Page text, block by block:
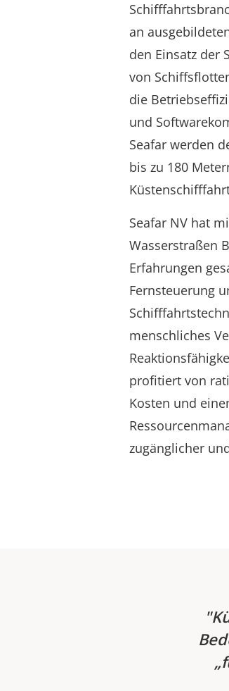
an
den Einsatz der
von
die
und
Seafar werden
bis zu 180
Seafar NV hat
Wasserstraßen
Erfahrungen
Fernsteuerung
menschliches
profitiert von
Kosten und
zugänglicher